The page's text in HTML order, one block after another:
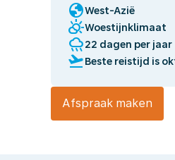
globeWest-Azië
partly_cloudy_dayWoestijnklimaat
rainy22 dagen per jaar
flight_takeoffBeste reistijd is
Afspraak maken
Wij